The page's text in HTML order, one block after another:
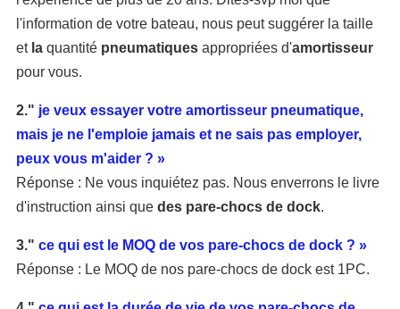
l'information de votre bateau, nous peut suggérer la taille
et laquantité pneumatiquesappropriées d'amortisseur
pour vous.
2." je veux essayer votre amortisseur pneumatique,
mais je ne l'emploie jamais et ne sais pas employer,
peux vous m'aider ? »
Réponse : Ne vous inquiétez pas. Nous enverrons le livre
d'instruction ainsi que des pare-chocs de dock.
3." ce qui estle MOQ de vos pare-chocs de dock ? »
Réponse : Le MOQ de nos pare-chocs de dock est 1PC.